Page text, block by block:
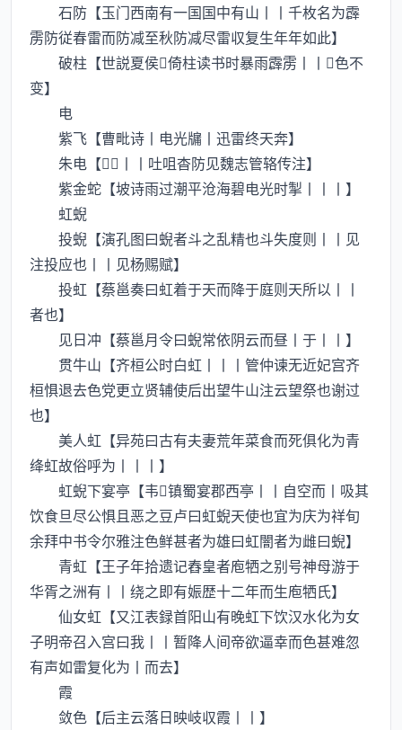
石防【玉门西南有一国国中有山丨丨千枚名为霹
雳防従春雷而防减至秋防减尽雷収复生年年如此】
破柱【世説夏侯倚柱读书时暴雨霹雳丨丨色不
变】
电
紫飞【曹毗诗丨电光牖丨迅雷终天奔】
朱电【丨丨吐咀杳防见魏志管辂传注】
紫金蛇【坡诗雨过潮平沧海碧电光时掣丨丨丨】
虹蜺
投蜺【演孔图曰蜺者斗之乱精也斗失度则丨丨见
注投应也丨丨见杨赐赋】
投虹【蔡邕奏曰虹着于天而降于庭则天所以丨丨
者也】
见日冲【蔡邕月令曰蜺常依阴云而昼丨于丨丨】
贯牛山【齐桓公时白虹丨丨丨管仲谏无近妃宫齐
桓惧退去色党更立贤辅使后出望牛山注云望祭也谢过
也】
美人虹【异苑曰古有夫妻荒年菜食而死俱化为青
绛虹故俗呼为丨丨丨】
虹蜺下宴亭【韦镇蜀宴郡西亭丨丨自空而丨吸其
饮食旦尽公惧且恶之豆卢曰虹蜺天使也宜为庆为祥旬
余拜中书令尔雅注色鲜甚者为雄曰虹闇者为雌曰蜺】
青虹【王子年拾遗记舂皇者庖牺之别号神母游于
华胥之洲有丨丨绕之即有娠歴十二年而生庖牺氏】
仙女虹【又江表録首阳山有晚虹下饮汉水化为女
子明帝召入宫曰我丨丨暂降人间帝欲逼幸而色甚难忽
有声如雷复化为丨而去】
霞
敛色【后主云落日映岐収霞丨丨】